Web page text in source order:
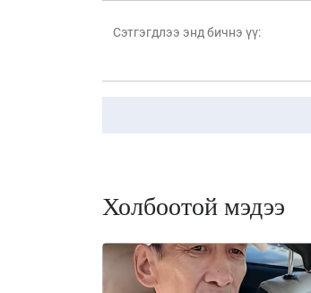
Холбоотой мэдээ